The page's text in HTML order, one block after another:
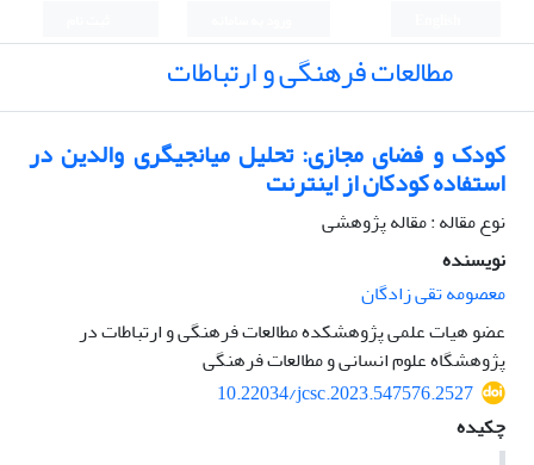
مطالعات فرهنگی و ارتباطات
کودک و فضای مجازی: تحلیل میانجیگری والدین در
استفاده کودکان از اینترنت
نوع مقاله : مقاله پژوهشی
نویسنده
معصومه تقی زادگان
عضو هیات علمی پژوهشکده مطالعات فرهنگی و ارتباطات در
پژوهشگاه علوم انسانی و مطالعات فرهنگی
10.22034/jcsc.2023.547576.2527
چکیده